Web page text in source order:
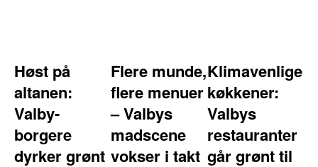
Høst på
altanen:
Valby-
borgere
dyrker grønt
Flere munde,
flere menuer
– Valbys
madscene
vokser i takt
Klimavenlige
køkkener:
Valbys
restauranter
går grønt til